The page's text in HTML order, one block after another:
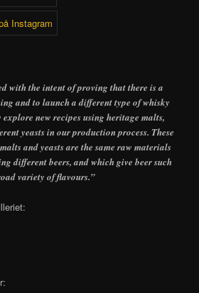
with the intent of proving that there is a
and to launch a different type of whisky
new recipes using heritage malts,
yeasts in our production process. These
and yeasts are the same raw materials
different beers, and which give beer such
variety of flavours.”